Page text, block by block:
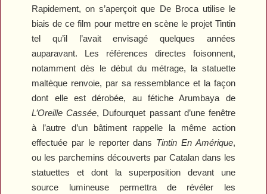
Rapidement, on s’aperçoit que De Broca utilise le
biais de ce film pour mettre en scène le projet Tintin
tel qu’il l’avait envisagé quelques années
auparavant. Les références directes foisonnent,
notamment dès le début du métrage, la statuette
maltèque renvoie, par sa ressemblance et la façon
dont elle est dérobée, au fétiche Arumbaya de
L’Oreille Cassée, Dufourquet passant d’une fenêtre
à l’autre d’un bâtiment rappelle la même action
effectuée par le reporter dans Tintin En Amérique,
ou les parchemins découverts par Catalan dans les
statuettes et dont la superposition devant une
source lumineuse permettra de révéler les